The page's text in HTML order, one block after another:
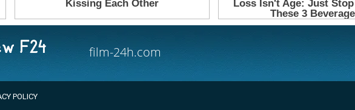
film-24h.com
POLICY